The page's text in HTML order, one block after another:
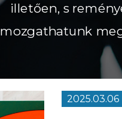
illetően, s
mozgathatunk
2025.03.06